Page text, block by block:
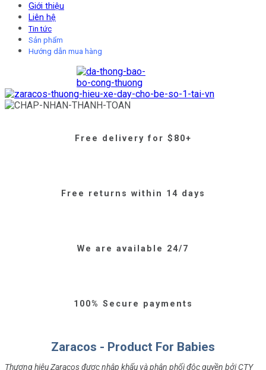
Giới thiệu
Liên hệ
Tin tức
Sản phẩm
Hướng dẫn mua hàng
Free delivery for $80+
Free returns within 14 days
We are available 24/7
100% Secure payments
Zaracos - Product For Babies
Thương hiệu Zaracos được nhập khẩu và phân phối độc quyền bởi CTY